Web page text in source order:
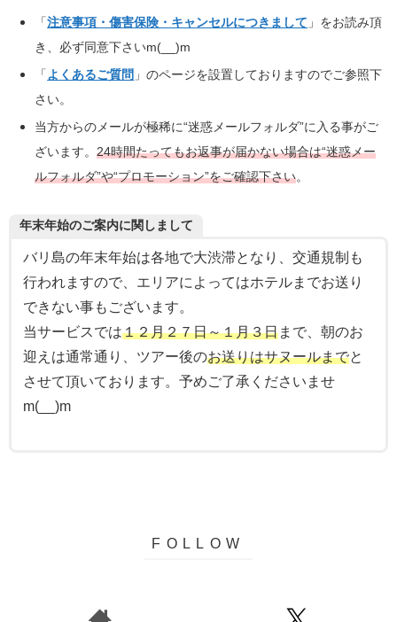
「注意事項・傷害保険・キャンセルにつきまして 」をお読み頂
き、必ず同意下さいm(__)m
「よくあるご質問 」のページを設置しておりますのでご参照下
さい。
当方からのメールが極稀に“迷惑メールフォルダ”に入る事がご
ざいます。24時間たってもお返事が届かない場合は“迷惑メー
ルフォルダ”や“プロモーション”をご確認下さい。
年末年始のご案内に関しまして
バリ島の年末年始は各地で大渋滞となり、交通規制も
行われますので、エリアによってはホテルまでお送り
できない事もございます。
当サービスでは１２月２７日～１月３日まで、朝のお
迎えは通常通り、ツアー後のお送りはサヌールまでと
させて頂いております。 予めご了承くださいませ
m(__)m